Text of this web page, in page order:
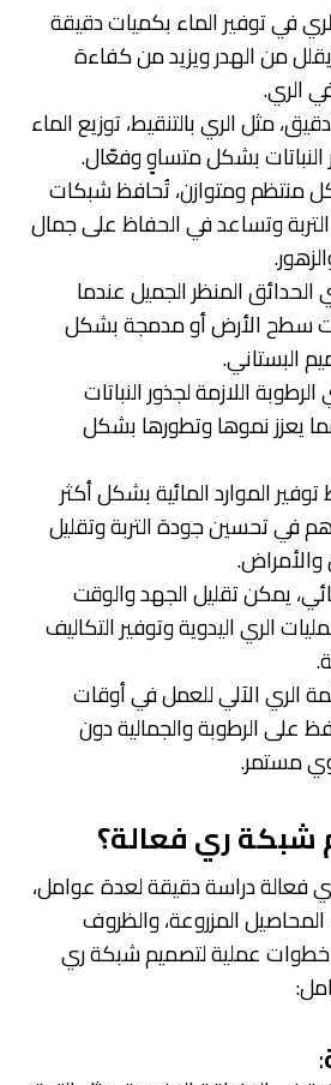
في توفير الماء بكميات دقيقة
من الهدر ويزيد من كفاءة
الري.
مثل الري بالتنقيط، توزيع الماء
بشكل متساوٍ وفعّال.
منتظم ومتوازن، تُحافظ شبكات
وتساعد في الحفاظ على جمال
المنظر الجميل عندما
سطح الأرض أو مدمجة بشكل
البستاني.
اللازمة لجذور النباتات
يعزز نموها وتطورها بشكل
توفير الموارد المائية بشكل أكثر
في تحسين جودة التربة وتقليل
والأمراض.
يمكن تقليل الجهد والوقت
الري اليدوية وتوفير التكاليف
الري الآلي للعمل في أوقات
على الرطوبة والجمالية دون
مستمر.
ري فعالة؟
فعالة دراسة دقيقة لعدة عوامل،
المحاصيل المزروعة، والظروف
خطوات عملية لتصميم شبكة ري
: